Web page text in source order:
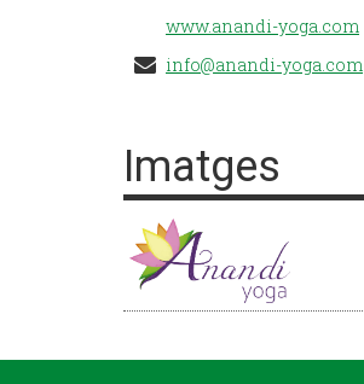
www.anandi-yoga.com
info@anandi-yoga.com
Imatges